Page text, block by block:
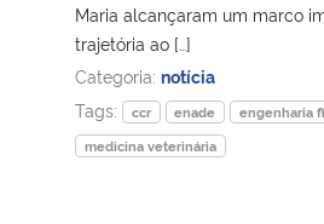
Ministério do Meio Ambiente
Ministério do Turismo
Ministério do Desenvolvimento Regional
Maria alcançaram um marco
trajetória ao […]
Categoria: notícia
Tags:
ccr enade
engenharia
medicina veterinária